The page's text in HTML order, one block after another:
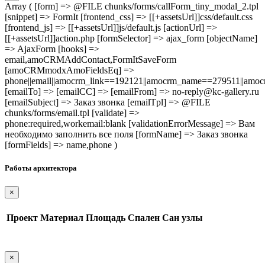
Array ( [form] => @FILE chunks/forms/callForm_tiny_modal_2.tpl
[snippet] => FormIt [frontend_css] => [[+assetsUrl]]css/default.css
[frontend_js] => [[+assetsUrl]]js/default.js [actionUrl] =>
[[+assetsUrl]]action.php [formSelector] => ajax_form [objectName]
=> AjaxForm [hooks] =>
email,amoCRMAddContact,FormItSaveForm
[amoCRMmodxAmoFieldsEq] =>
[emailTo] => [emailCC] => [emailFrom] => no-reply@kc-gallery.ru
[emailSubject] => Заказ звонка [emailTpl] => @FILE
chunks/forms/email.tpl [validate] =>
phone:required,workemail:blank [validationErrorMessage] => Вам
необходимо заполнить все поля [formName] => Заказ звонка
[formFields] => name,phone )
Работы архитектора
×
Проект Материал Площадь Спален Сан узлы
×